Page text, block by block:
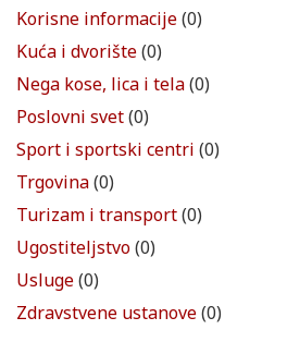
Korisne informacije(0)
Kuća i dvorište(0)
Nega kose, lica i tela(0)
Poslovni svet(0)
Sport i sportski centri (0)
Trgovina(0)
Turizam i transport(0)
Ugostiteljstvo(0)
Usluge(0)
Zdravstvene ustanove(0)